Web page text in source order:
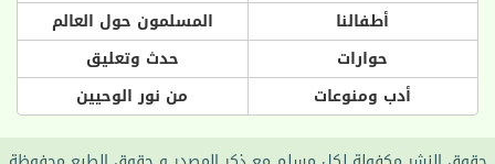
أطفالنا
المسلمون حول العالم
حوارات
حدث وتعليق
أدب ومنوعات
من نور الوحيين